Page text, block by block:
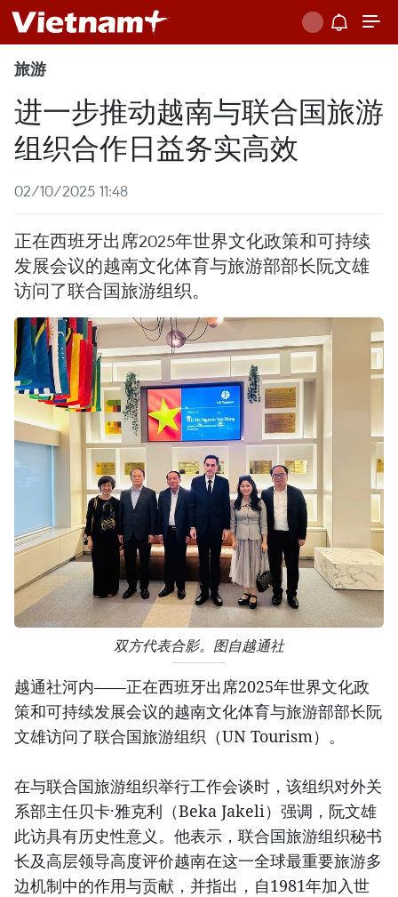
旅游
进一步推动越南与联合国旅游
组织合作日益务实高效
02/10/2025 11:48
正在西班牙出席2025年世界文化政策和可持续
发展会议的越南文化体育与旅游部部长阮文雄
访问了联合国旅游组织。
双方代表合影。图自越通社
越通社河内——正在西班牙出席2025年世界文化政
策和可持续发展会议的越南文化体育与旅游部部长阮
文雄访问了联合国旅游组织（UN Tourism）。
在与联合国旅游组织举行工作会谈时，该组织对外关
系部主任贝卡·雅克利（Beka Jakeli）强调，阮文雄
此访具有历史性意义。他表示，联合国旅游组织秘书
长及高层领导高度评价越南在这一全球最重要旅游多
边机制中的作用与贡献，并指出，自1981年加入世